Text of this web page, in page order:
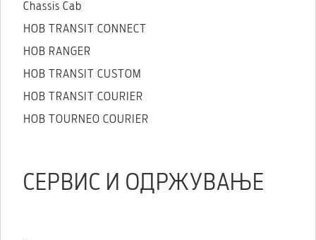
Chassis Cab
НОВ TRANSIT CONNECT
НОВ RANGER
НОВ TRANSIT CUSTOM
НОВ TRANSIT COURIER
НОВ TOURNEO COURIER
СЕРВИС И ОДРЖУВАЊЕ